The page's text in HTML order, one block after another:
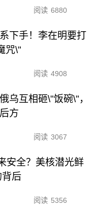
阅读 6880
下手！李在明要打
咒\"
阅读 4908
乌互相砸\"饭碗\"，
方
阅读 3067
安全？美核潜光鲜
后
阅读 5356